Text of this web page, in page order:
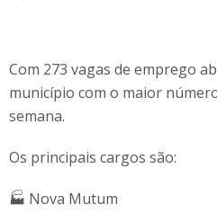
Com 273 vagas de emprego
município com o maior
semana.
Os principais cargos são:
🏭 Nova Mutum